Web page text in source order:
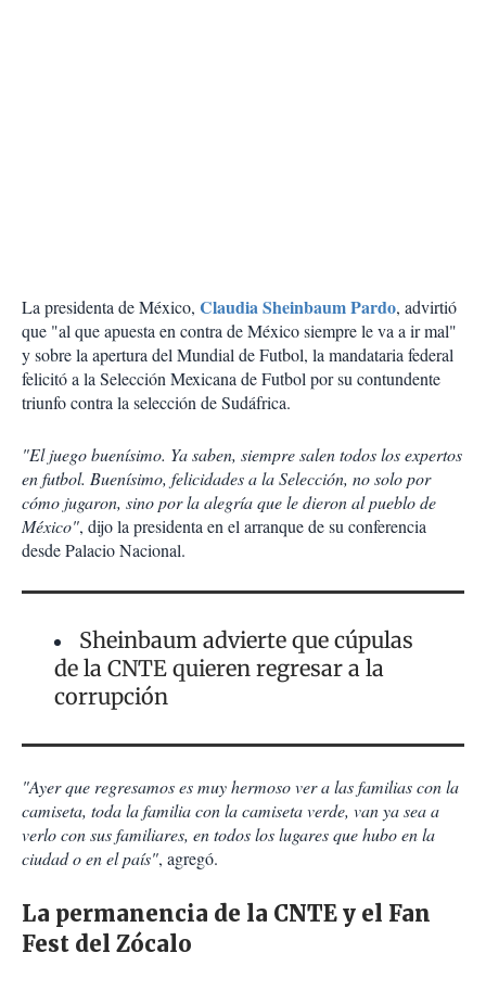
La presidenta de México, Claudia Sheinbaum Pardo, advirtió
que "al que apuesta en contra de México siempre le va a ir mal"
y sobre la apertura del Mundial de Futbol, la mandataria federal
felicitó a la Selección Mexicana de Futbol por su contundente
triunfo contra la selección de Sudáfrica.
"El juego buenísimo. Ya saben, siempre salen todos los expertos
en futbol. Buenísimo, felicidades a la Selección, no solo por
cómo jugaron, sino por la alegría que le dieron al pueblo de
México", dijo la presidenta en el arranque de su conferencia
desde Palacio Nacional.
Sheinbaum advierte que cúpulas
de la CNTE quieren regresar a la
corrupción
"Ayer que regresamos es muy hermoso ver a las familias con la
camiseta, toda la familia con la camiseta verde, van ya sea a
verlo con sus familiares, en todos los lugares que hubo en la
ciudad o en el país", agregó.
La permanencia de la CNTE y el Fan
Fest del Zócalo